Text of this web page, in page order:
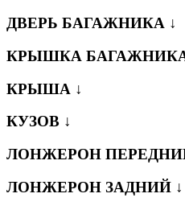
ДВЕРЬ БАГАЖНИКА ↓
КРЫШКА БАГАЖНИКА
КРЫША ↓
КУЗОВ ↓
ЛОНЖЕРОН
ЛОНЖЕРОН ЗАДНИЙ ↓